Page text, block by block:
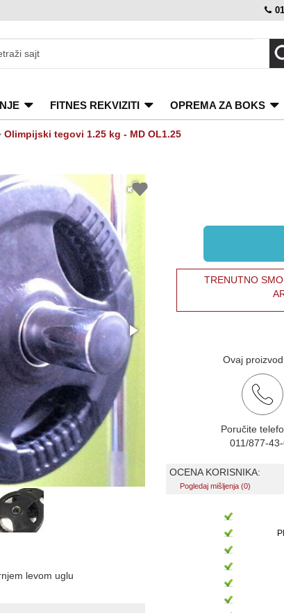
FITNES REKVIZITI OPREMA ZA BOKS
Olimpijski tegovi 1.25 kg - MD OL1.25
levom uglu
TRENUTNO
Ovaj
Poručite
011/877-
OCENA KORISNIKA:
Pogledaj mišljenja (0)